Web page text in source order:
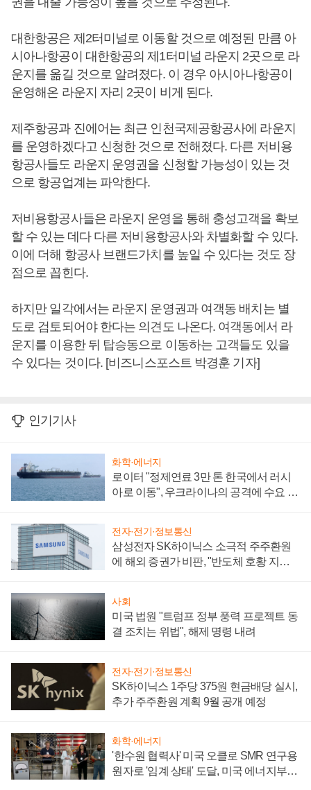
대한항공은 제2터미널로 이동할 것으로 예정된 만큼 아
시아나항공이 대한항공의 제1터미널 라운지 2곳으로 라
운지를 옮길 것으로 알려졌다. 이 경우 아시아나항공이
운영해온 라운지 자리 2곳이 비게 된다.
제주항공과 진에어는 최근 인천국제공항공사에 라운지
를 운영하겠다고 신청한 것으로 전해졌다. 다른 저비용
항공사들도 라운지 운영권을 신청할 가능성이 있는 것
으로 항공업계는 파악한다.
저비용항공사들은 라운지 운영을 통해 충성고객을 확보
할 수 있는 데다 다른 저비용항공사와 차별화할 수 있다.
이에 더해 항공사 브랜드가치를 높일 수 있다는 것도 장
점으로 꼽힌다.
하지만 일각에서는 라운지 운영권과 여객동 배치는 별
도로 검토되어야 한다는 의견도 나온다. 여객동에서 라
운지를 이용한 뒤 탑승동으로 이동하는 고객들도 있을
수 있다는 것이다. [비즈니스포스트 박경훈 기자]
인기기사
화학·에너지
로이터 "정제연료 3만 톤 한국에서 러시
아로 이동", 우크라이나의 공격에 수요 늘
전자·전기·정보통신
삼성전자 SK하이닉스 소극적 주주환원
에 해외 증권가 비판, "반도체 호황 지속
사회
미국 법원 "트럼프 정부 풍력 프로젝트 동
결 조치는 위법", 해제 명령 내려
전자·전기·정보통신
SK하이닉스 1주당 375원 현금배당 실시,
추가 주주환원 계획 9월 공개 예정
화학·에너지
'한수원 협력사' 미국 오클로 SMR 연구용
원자로 '임계 상태' 도달, 미국 에너지부